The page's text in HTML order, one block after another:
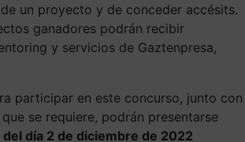
un proyecto y de conceder accésits.
ganadores podrán recibir
y servicios de Gaztenpresa,
participar en este concurso, junto con
se requiere, podrán presentarse
día 2 de diciembre de 2022